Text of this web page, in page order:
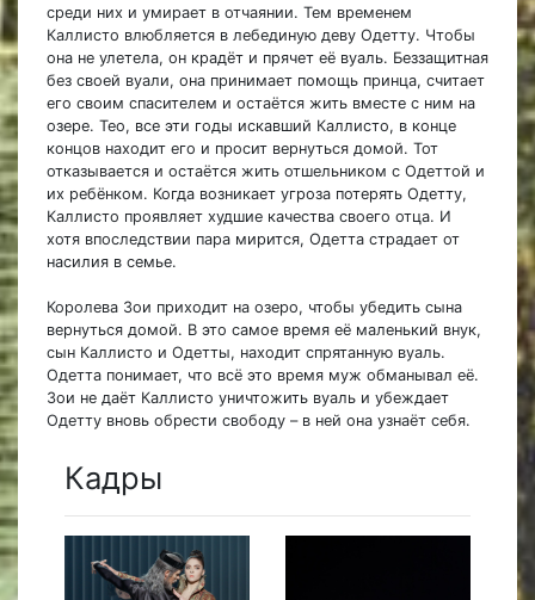
среди них и умирает в отчаянии. Тем временем
Каллисто влюбляется в лебединую деву Одетту. Чтобы
она не улетела, он крадёт и прячет её вуаль. Беззащитная
без своей вуали, она принимает помощь принца, считает
его своим спасителем и остаётся жить вместе с ним на
озере. Тео, все эти годы искавший Каллисто, в конце
концов находит его и просит вернуться домой. Тот
отказывается и остаётся жить отшельником с Одеттой и
их ребёнком. Когда возникает угроза потерять Одетту,
Каллисто проявляет худшие качества своего отца. И
хотя впоследствии пара мирится, Одетта страдает от
насилия в семье.
Королева Зои приходит на озеро, чтобы убедить сына
вернуться домой. В это самое время её маленький внук,
сын Каллисто и Одетты, находит спрятанную вуаль.
Одетта понимает, что всё это время муж обманывал её.
Зои не даёт Каллисто уничтожить вуаль и убеждает
Одетту вновь обрести свободу – в ней она узнаёт себя.
Кадры